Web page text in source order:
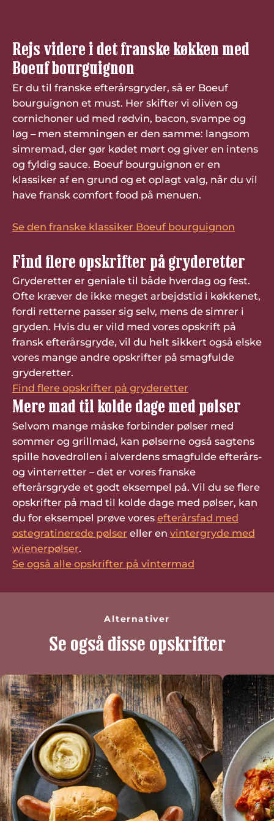
Rejs videre i det franske køkken med
Boeuf bourguignon
Er du til franske efterårsgryder, så er Boeuf
bourguignon et must. Her skifter vi oliven og
cornichoner ud med rødvin, bacon, svampe og
løg – men stemningen er den samme: langsom
simremad, der gør kødet mørt og giver en intens
og fyldig sauce. Boeuf bourguignon er en
klassiker af en grund og et oplagt valg, når du vil
have fransk comfort food på menuen.
Se den franske klassiker Boeuf bourguignon
Find flere opskrifter på gryderetter
Gryderetter er geniale til både hverdag og fest.
Ofte kræver de ikke meget arbejdstid i køkkenet,
fordi retterne passer sig selv, mens de simrer i
gryden. Hvis du er vild med vores opskrift på
fransk efterårsgryde, vil du helt sikkert også elske
vores mange andre opskrifter på smagfulde
gryderetter.
Find flere opskrifter på gryderetter
Mere mad til kolde dage med pølser
Selvom mange måske forbinder pølser med
sommer og grillmad, kan pølserne også sagtens
spille hovedrollen i alverdens smagfulde efterårs-
og vinterretter – det er vores franske
efterårsgryde et godt eksempel på. Vil du se flere
opskrifter på mad til kolde dage med pølser, kan
du for eksempel prøve vores efterårsfad med
ostegratinerede pølser eller en vintergryde med
wienerpølser.
Se også alle opskrifter på vintermad
Alternativer
Se også disse opskrifter